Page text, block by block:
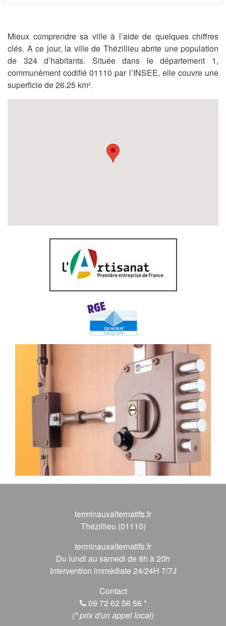
Mieux comprendre sa ville à l’aide de quelques chiffres
clés. A ce jour, la ville de Thézillieu abrite une population
de 324 d’habitants. Située dans le département 1,
communément codifié 01110 par l’INSEE, elle couvre une
superficie de 26.25 km².
terminauxalternatifs.fr
Thézillieu (01110)
terminauxalternatifs.fr
Du lundi au samedi de 8h à 20h
Intervention immédiate 24/24H 7/7J
Contact
09 72 62 56 56 *
(* prix d'un appel local)